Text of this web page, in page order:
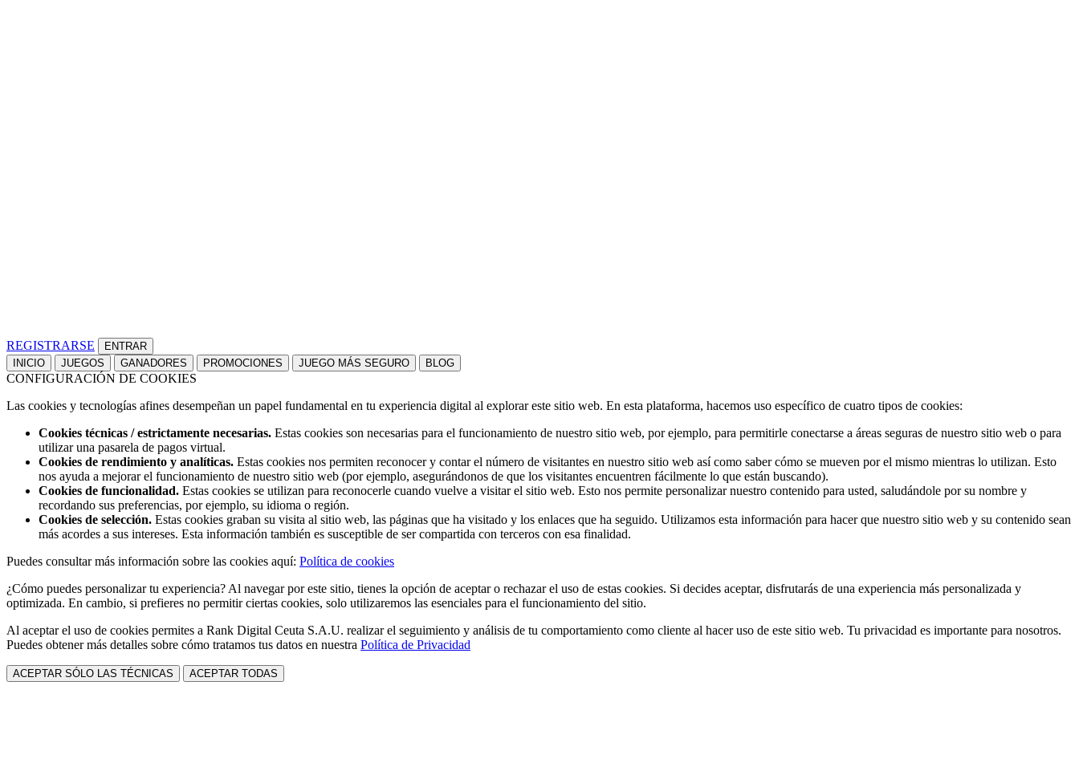
REGISTRARSE
INICIO JUEGOS GANADORES PROMOCIONES JUEGO MÁS SEGURO BLOG
CONFIGURACIÓN DE COOKIES
Las cookies y tecnologías afines desempeñan un papel fundamental en tu experiencia digital al explorar este sitio web. En esta plataforma, hacemos uso específico de cuatro tipos de cookies:
Cookies técnicas / estrictamente necesarias. Estas cookies son necesarias para el funcionamiento de nuestro sitio web, por ejemplo, para permitirle conectarse a áreas seguras de nuestro sitio web o para
utilizar una pasarela de pagos virtual.
Cookies de rendimiento y analíticas. Estas cookies nos permiten reconocer y contar el número de visitantes en nuestro sitio web así como saber cómo se mueven por el mismo mientras lo utilizan. Esto
nos ayuda a mejorar el funcionamiento de nuestro sitio web (por ejemplo, asegurándonos de que los visitantes encuentren fácilmente lo que están buscando).
Cookies de funcionalidad. Estas cookies se utilizan para reconocerle cuando vuelve a visitar el sitio web. Esto nos permite personalizar nuestro contenido para usted, saludándole por su nombre y
recordando sus preferencias, por ejemplo, su idioma o región.
Cookies de selección. Estas cookies graban su visita al sitio web, las páginas que ha visitado y los enlaces que ha seguido. Utilizamos esta información para hacer que nuestro sitio web y su contenido sean
más acordes a sus intereses. Esta información también es susceptible de ser compartida con terceros con esa finalidad.
Puedes consultar más información sobre las cookies aquí: Política de cookies
¿Cómo puedes personalizar tu experiencia? Al navegar por este sitio, tienes la opción de aceptar o rechazar el uso de estas cookies. Si decides aceptar, disfrutarás de una experiencia más personalizada y
optimizada. En cambio, si prefieres no permitir ciertas cookies, solo utilizaremos las esenciales para el funcionamiento del sitio.
Al aceptar el uso de cookies permites a Rank Digital Ceuta S.A.U. realizar el seguimiento y análisis de tu comportamiento como cliente al hacer uso de este sitio web. Tu privacidad es importante para nosotros.
Puedes obtener más detalles sobre cómo tratamos tus datos en nuestra Política de Privacidad
ACEPTAR SÓLO LAS TÉCNICAS ACEPTAR TODAS